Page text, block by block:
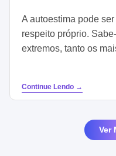
A autoestima pode
respeito próprio.
extremos, tanto os
Continue Lendo →
Ver